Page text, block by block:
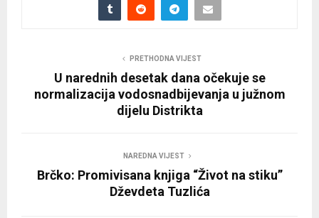
PRETHODNA VIJEST
U narednih desetak dana očekuje se
normalizacija vodosnadbijevanja u južnom
dijelu Distrikta
NAREDNA VIJEST
Brčko: Promivisana knjiga “Život na stiku”
Dževdeta Tuzlića